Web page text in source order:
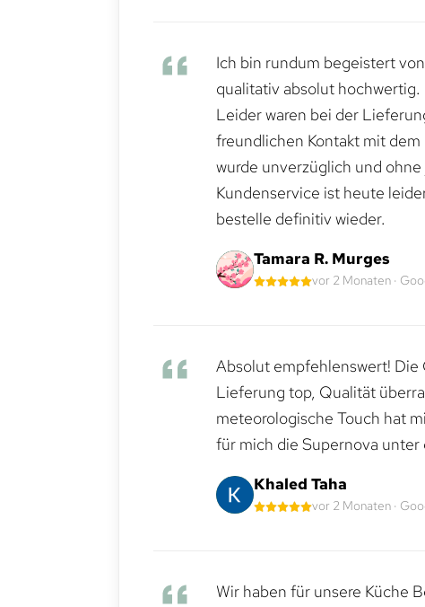
Ich bin rundum begeistert
qualitativ absolut hochwertig.
Leider waren bei der
freundlichen Kontakt mit
wurde unverzüglich und
Kundenservice ist heute
bestelle definitiv wieder.
Tamara R. Murges
vor 2 Monaten ·
Absolut empfehlenswert! Die
Lieferung top, Qualität
meteorologische Touch hat
für mich die Supernova unter
Khaled Taha
vor 2 Monaten ·
Wir haben für unsere Küche